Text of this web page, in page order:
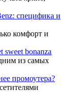
специфика и
комфорт и
sweet bonanza
из самых
промоутера?